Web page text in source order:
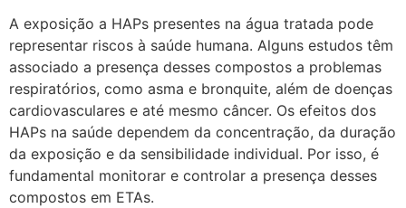
A exposição a HAPs presentes na água tratada pode
representar riscos à saúde humana. Alguns estudos têm
associado a presença desses compostos a problemas
respiratórios, como asma e bronquite, além de doenças
cardiovasculares e até mesmo câncer. Os efeitos dos
HAPs na saúde dependem da concentração, da duração
da exposição e da sensibilidade individual. Por isso, é
fundamental monitorar e controlar a presença desses
compostos em ETAs.